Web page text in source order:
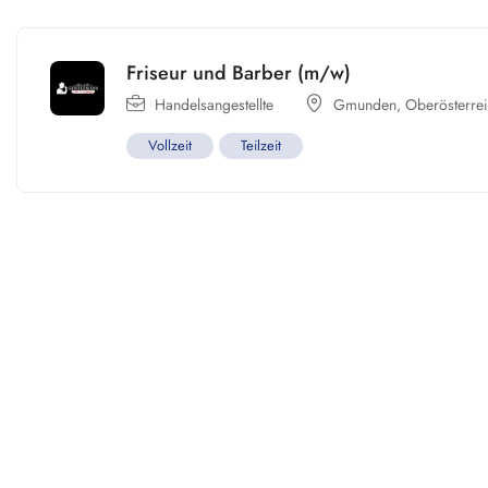
Friseur und Barber (m/w)
Handelsangestellte Gmunden,
Vollzeit Teilzeit